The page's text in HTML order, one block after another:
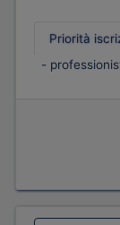
Priorità
-